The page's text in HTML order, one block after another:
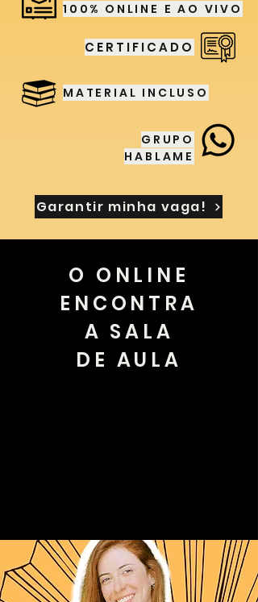
100% ONLINE E AO VIVO
CERTIFICADO
MATERIAL INCLUSO
GRUPO
HABLAME
Garantir minha vaga!
O ONLINE
ENCONTRA
A SALA
DE AULA